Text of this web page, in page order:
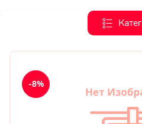
Авторские букеты
Букеты из роз
-8%